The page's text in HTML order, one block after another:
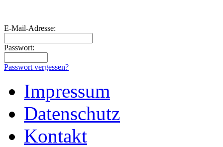
E-Mail-Adresse:
Passwort:
Passwort vergessen?
Impressum
Datenschutz
Kontakt